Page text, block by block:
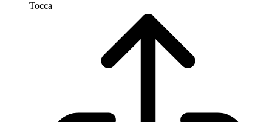
Tocca